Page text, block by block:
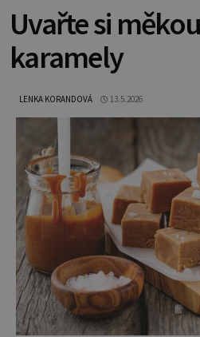
Uvařte si
karamely
LENKA KORANDOVÁ 13.5.2026